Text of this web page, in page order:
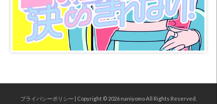
プライバシーポリシー | Copyright © 2026 naniyomoAll Rights Reserved.